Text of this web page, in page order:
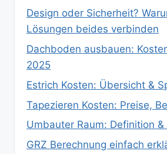
Design oder Sicherheit?
Lösungen beides verbinden
Dachboden ausbauen:
2025
Estrich Kosten: Übersicht &
Tapezieren Kosten: Preise,
Umbauter Raum: Definition &
GRZ Berechnung einfach